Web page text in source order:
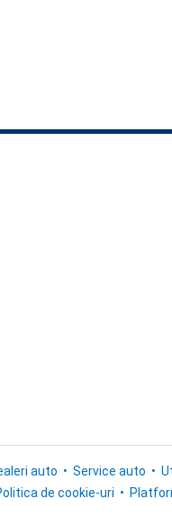
auto Service auto
de cookie-uri